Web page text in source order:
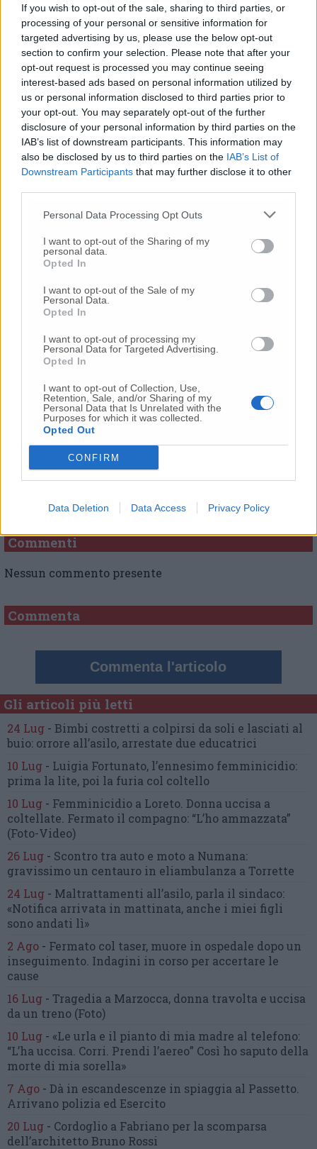
If you wish to opt-out of the sale, sharing to third parties, or
processing of your personal or sensitive information for
targeted advertising by us, please use the below opt-out
section to confirm your selection. Please note that after your
opt-out request is processed you may continue seeing
interest-based ads based on personal information utilized by
us or personal information disclosed to third parties prior to
your opt-out. You may separately opt-out of the further
disclosure of your personal information by third parties on the
IAB’s list of downstream participants. This information may
also be disclosed by us to third parties on the IAB’s List of
Downstream Participants that may further disclose it to other
Personal Data Processing Opt Outs
I want to opt-out of the Sharing of my
personal data.
Opted In
I want to opt-out of the Sale of my
Personal Data.
Opted In
I want to opt-out of processing my
Personal Data for Targeted Advertising.
Opted In
I want to opt-out of Collection, Use,
Retention, Sale, and/or Sharing of my
Personal Data that Is Unrelated with the
Purposes for which it was collected.
Opted Out
CONFIRM
Data Deletion Data Access Privacy Policy
solidarietà proprio contro il Covid 19 quando
aveva dimostrato con un grande gesto di
solidarietà verso gli operatori socio sanitari e
del volontariato il dono a loro di pasti
durante il loro prezioso servizio durante il
primo lockdown. In queste settimane ha
lottato silenziosamente con tutta la sua forza,
ma non ce l’ha fatta. Il suo dinamismo di
imprenditore, lo stretto legame con i suoi
familiari contitolari dell’attività sono per
tutti noi testimonianza viva di positività ed
intraprendenza. A nome mio personale e di
tutta la città giungano ai suoi familiari le piu’
La data del funerale non è stata ancora fissata
ma le esequie potrebbero svolgersi giovedì 11
marzo nella chiesa della Misericordia di
Osimo.
Vai alla home
Commenti
Nessun commento presente
Commenta
Commenta l'articolo
Gli articoli più letti
24 Lug - Bimbi costretti a colpirsi da soli e lasciati al
buio: orrore all’asilo, arrestate due educatrici
10 Lug - Luigia Fortunato, l’ennesimo femminicidio:
prima la lite, poi la furia col coltello
10 Lug - Femminicidio a Loreto. Donna uccisa a
coltellate. Fermato il compagno: “L’ho ammazzata”
(Foto-Video)
26 Lug - Scontro tra auto e moto a Numana:
gravissimo un centauro in eliambulanza a Torrette
24 Lug - Maltrattamenti all’asilo, parla il sindaco:
«Notifica arrivata in mattinata, anche i miei figli
sono andati lì»
2 Ago - Fermato col taser, muore in ospedale dopo un
inseguimento. Indagini in corso per accertare le
cause
16 Lug - Tragedia a Marzocca, donna travolta e uccisa
da un treno (Foto)
10 Lug - «Le urla e il pianto di mia madre al telefono:
“L’ha uccisa. Corri. Prendi l’aereo” Così ho saputo della
morte di mia sorella»
7 Ago - Dà in escandescenze in spiaggia al Passetto.
Arrivano polizia ed Esercito
20 Lug - Cordoglio a Fabriano per la scomparsa
dell’architetto Bruno Rossi